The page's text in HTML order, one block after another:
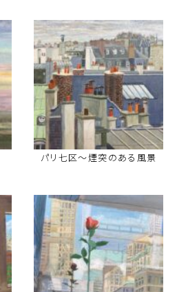
パリ七区〜煙突のある風景